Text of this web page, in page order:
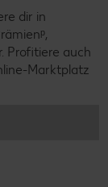
dir in
Profitiere auch
Marktplatz